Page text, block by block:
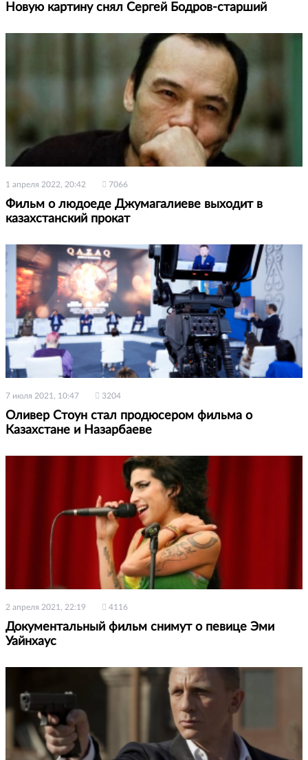
Новую картину снял Сергей Бодров-старший
1 апреля 2022, 20:42 7066
Фильм о людоеде Джумагалиеве выходит в
казахстанский прокат
7 июля 2021, 10:47 3204
Оливер Стоун стал продюсером фильма о
Казахстане и Назарбаеве
2 апреля 2021, 22:19 4116
Документальный фильм снимут о певице Эми
Уайнхаус